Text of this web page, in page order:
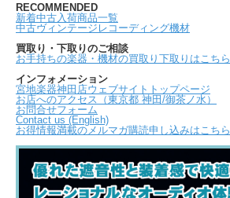
RECOMMENDED
新着中古入荷商品一覧
中古ヴィンテージレコーディング機材
買取り・下取りのご相談
お手持ちの楽器・機材の買取り下取りはこちら
インフォメーション
宮地楽器神田店ウェブサイトトップページ
お店へのアクセス（東京都 神田/御茶ノ水）
お問合せフォーム
Contact us (English)
お得情報満載のメルマガ購読申し込みはこちら